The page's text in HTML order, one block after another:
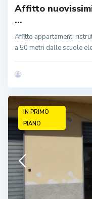
Affitto
...
Affitto appartamenti
a 50 metri dalle scuole
IN PRIMO
PIANO